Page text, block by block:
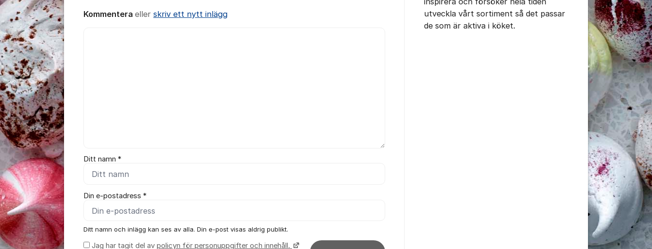
Kommentera eller skriv ett nytt inlägg
Ditt namn *
Din e-postadress *
Ditt namn och inlägg kan ses av alla. Din e-post visas aldrig publikt.
Jag har tagit del av policyn för personuppgifter och innehåll.
utveckla vårt sortiment så det passar
de som är aktiva i köket.